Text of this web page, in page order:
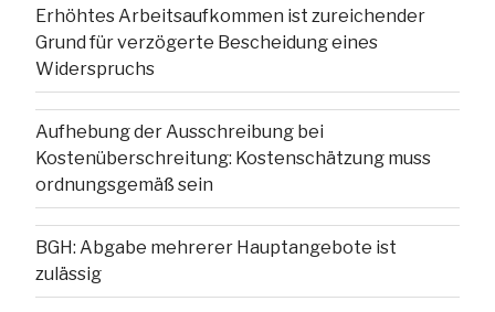
Erhöhtes Arbeitsaufkommen ist zureichender
Grund für verzögerte Bescheidung eines
Widerspruchs
Aufhebung der Ausschreibung bei
Kostenüberschreitung: Kostenschätzung muss
ordnungsgemäß sein
BGH: Abgabe mehrerer Hauptangebote ist
zulässig